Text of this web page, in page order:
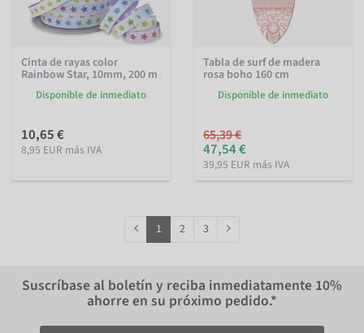
Cinta de rayas color
Rainbow Star, 10mm, 200 m
Disponible de inmediato
10,65 €
8,95 EUR más IVA
Tabla de surf de madera
rosa boho 160 cm
Disponible de inmediato
65,39 €
47,54 €
39,95 EUR más IVA
1 2 3
Suscríbase al boletín y reciba inmediatamente 10%
ahorre en su próximo pedido.*